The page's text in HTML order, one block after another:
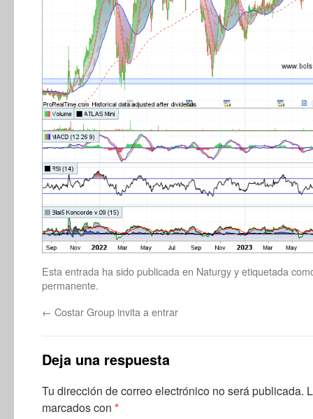
Esta entrada ha sido publicada en Naturgyy etiquetada
permanente.
← Costar Group invita a entrar
Deja una respuesta
Tu dirección de correo electrónico no será publicada.
marcados con *